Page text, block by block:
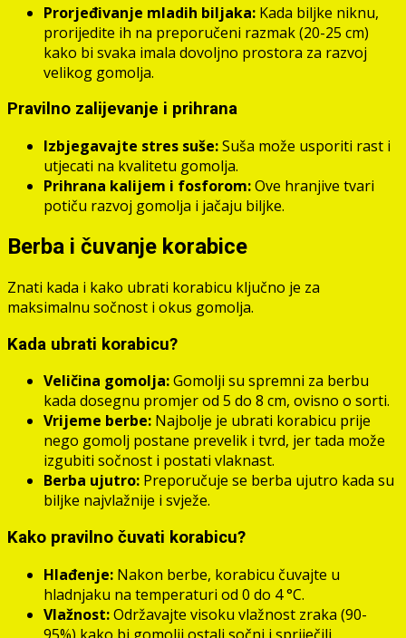
Prorjeđivanje mladih biljaka: Kada biljke niknu,
prorijedite ih na preporučeni razmak (20-25 cm)
kako bi svaka imala dovoljno prostora za razvoj
velikog gomolja.
Pravilno zalijevanje i prihrana
Izbjegavajte stres suše:Suša može usporiti rast i
utjecati na kvalitetu gomolja.
Prihrana kalijem i fosforom:Ove hranjive tvari
potiču razvoj gomolja i jačaju biljke.
Berba i čuvanje korabice
Znati kada i kako ubrati korabicu ključno je za
maksimalnu sočnost i okus gomolja.
Kada ubrati korabicu?
Veličina gomolja:Gomolji su spremni za berbu
kada dosegnu promjer od 5 do 8 cm, ovisno o sorti.
Vrijeme berbe: Najbolje je ubrati korabicu prije
nego gomolj postane prevelik i tvrd, jer tada može
izgubiti sočnost i postati vlaknast.
Berba ujutro: Preporučuje se berba ujutro kada su
biljke najvlažnije i svježe.
Kako pravilno čuvati korabicu?
Hlađenje: Nakon berbe, korabicu čuvajte u
hladnjaku na temperaturi od 0 do 4 °C.
Vlažnost:Održavajte visoku vlažnost zraka (90-